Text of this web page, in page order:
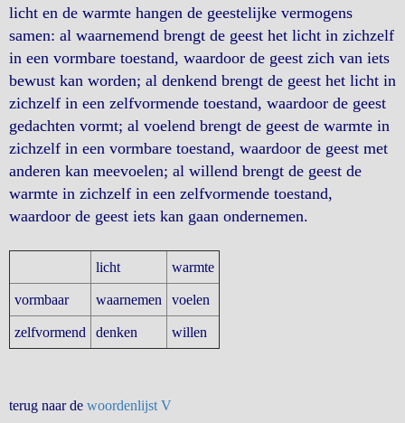
licht en de warmte hangen de geestelijke vermogens
samen: al waarnemend brengt de geest het licht in zichzelf
in een vormbare toestand, waardoor de geest zich van iets
bewust kan worden; al denkend brengt de geest het licht in
zichzelf in een zelfvormende toestand, waardoor de geest
gedachten vormt; al voelend brengt de geest de warmte in
zichzelf in een vormbare toestand, waardoor de geest met
anderen kan meevoelen; al willend brengt de geest de
warmte in zichzelf in een zelfvormende toestand,
waardoor de geest iets kan gaan ondernemen.
licht warmte
vormbaar waarnemen voelen
zelfvormend denken willen
terug naar de woordenlijst V